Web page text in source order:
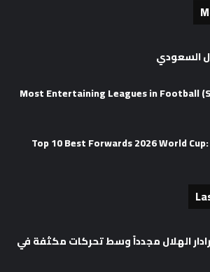
السعودي
2026 Most Entertaining Leagues in Football
Top 10 Best Forwards 2026 World
الهلال مجدداً وسط تحركات مكثفة في